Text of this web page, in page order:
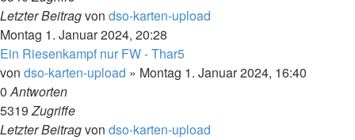
Letzter Beitragvon dso-karten-upload
Montag 1. Januar 2024, 20:28
Ein Riesenkampf nur FW - Thar5
von dso-karten-upload » Montag 1. Januar 2024, 16:40
0Antworten
5319Zugriffe
Letzter Beitragvon dso-karten-upload